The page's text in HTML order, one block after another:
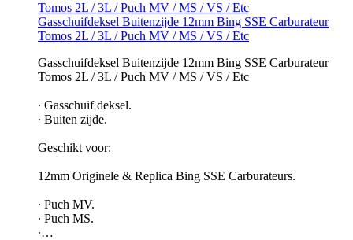
Gasschuifdeksel Buitenzijde 12mm Bing SSE Carburateur
Tomos 2L / 3L / Puch MV / MS / VS / Etc
Gasschuifdeksel Buitenzijde 12mm Bing SSE Carburateur
Tomos 2L / 3L / Puch MV / MS / VS / Etc
∙ Gasschuif deksel.
∙ Buiten zijde.
Geschikt voor:
12mm Originele & Replica Bing SSE Carburateurs.
∙ Puch MV.
∙ Puch MS.
∙…